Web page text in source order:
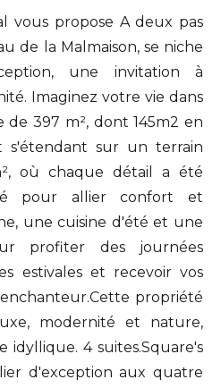
vous propose A deux pas
de la Malmaison, se niche
une invitation à
Imaginez votre vie dans
397 m², dont 145m2 en
s'étendant sur un terrain
où chaque détail a été
pour allier confort et
une cuisine d'été et une
profiter des journées
estivales et recevoir vos
propriété
modernité et nature,
idyllique. 4 suites.Square's
d'exception aux quatre